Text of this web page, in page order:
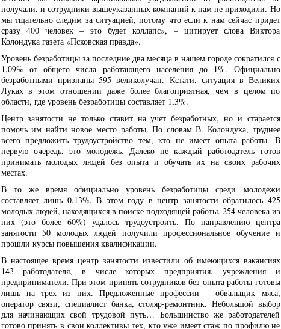
получали, и сотрудники вышеуказанных компаний к нам не приходили. Но
мы тщательно следим за ситуацией, потому что если к нам сейчас придет
сразу 400 человек – это будет коллапс», – цитирует слова Виктора
Колондука газета «Псковская правда».
Уровень безработицы за последние два месяца в нашем городе сократился с
1,09% от общего числа работающего населения до 1%. Официально
безработными признаны 595 великолучан. Кстати, ситуация в Великих
Луках в этом отношении даже более благоприятная, чем в целом по
области, где уровень безработицы составляет 1,3%.
Центр занятости не только ставит на учет безработных, но и старается
помочь им найти новое место работы. По словам В. Колондука, труднее
всего предложить трудоустройство тем, кто не имеет опыта работы. В
первую очередь, это молодежь. Далеко не каждый работодатель готов
принимать молодых людей без опыта и обучать их на своих рабочих
местах.
В то же время официально уровень безработицы среди молодежи
составляет лишь 0,13%. В этом году в центр занятости обратилось 425
молодых людей, находящихся в поиске подходящей работы. 254 человека из
них (это более 60%) удалось трудоустроить. По направлению центра
занятости 50 молодых людей получили профессиональное обучение и
прошли курсы повышения квалификации.
В настоящее время центр занятости известили об имеющихся вакансиях
143 работодателя, в числе которых предприятия, учреждения и
предприниматели. При этом принять сотрудников без опыта работы готовы
лишь на трех из них. Предложенные профессии – обвальщик мяса,
оператор связи, специалист банка, столяр-ремонтник. Небольшой выбор
для начинающих свой трудовой путь… Большинство же работодателей
готово принять в свои коллективы тех, кто уже имеет стаж по профилю не